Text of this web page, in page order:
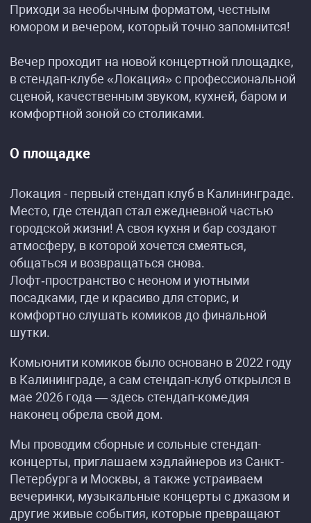
Приходи за необычным форматом, честным
юмором и вечером, который точно запомнится!
Вечер проходит на новой концертной площадке,
в стендап-клубе «Локация» с профессиональной
сценой, качественным звуком, кухней, баром и
комфортной зоной со столиками.
О площадке
Локация - первый стендап клуб в Калининграде.
Место, где стендап стал ежедневной частью
городской жизни! А своя кухня и бар создают
атмосферу, в которой хочется смеяться,
общаться и возвращаться снова.
Лофт‑пространство с неоном и уютными
посадками, где и красиво для сторис, и
комфортно слушать комиков до финальной
шутки.
Комьюнити комиков было основано в 2022 году
в Калининграде, а сам стендап-клуб открылся в
мае 2026 года — здесь стендап-комедия
наконец обрела свой дом.
Мы проводим сборные и сольные стендап-
концерты, приглашаем хэдлайнеров из Санкт-
Петербурга и Москвы, а также устраиваем
вечеринки, музыкальные концерты с джазом и
другие живые события, которые превращают